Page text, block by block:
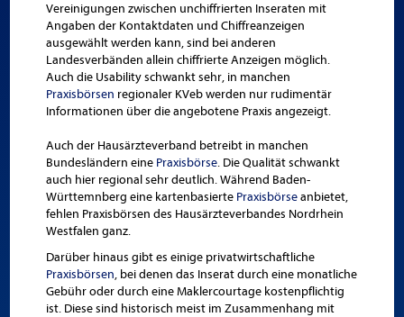
Vereinigungen zwischen unchiffrierten Inseraten mit
Angaben der Kontaktdaten und Chiffreanzeigen
ausgewählt werden kann, sind bei anderen
Landesverbänden allein chiffrierte Anzeigen möglich.
Auch die Usability schwankt sehr, in manchen
Praxisbörsen regionaler KVeb werden nur rudimentär
Informationen über die angebotene Praxis angezeigt.
Auch der Hausärzteverband betreibt in manchen
Bundesländern eine Praxisbörse. Die Qualität schwankt
auch hier regional sehr deutlich. Während Baden-
Württemnberg eine kartenbasierte Praxisbörseanbietet,
fehlen Praxisbörsen des Hausärzteverbandes Nordrhein
Westfalen ganz.
Darüber hinaus gibt es einige privatwirtschaftliche
Praxisbörsen, bei denen das Inserat durch eine monatliche
Gebühr oder durch eine Maklercourtage kostenpflichtig
ist. Diese sind historisch meist im Zusammenhang mit